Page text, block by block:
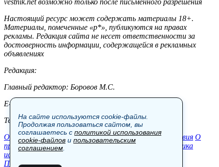
vestnik.net возможно только после письменного разрешения
Настоящий ресурс может содержать материалы 18+.
Материалы, помеченные «р*», публикуются на правах
рекламы. Редакция сайта не несет ответственности за
достоверность информации, содержащейся в рекламных
объявлениях
Редакция:
Главный редактор: Боровов М.С.
E-mail: site@vestnik.net, reb.msk@yandex.ru
Тел.: +7 (921) 720-00-97
Общество Экономика Контакты В мире Происшествия О
проекте Шоу-бизнес Политика Пресс-релизы
Политика
использования cookie-файлов
Пользовательское соглашение
На сайте используются cookie-файлы.
Продолжая пользоваться сайтом, вы
соглашаетесь с политикой использования
cookie-файлов и пользовательским
соглашением